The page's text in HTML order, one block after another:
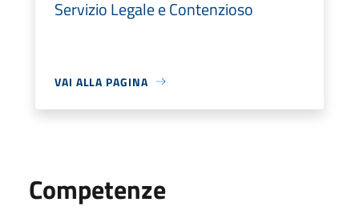
Servizio Legale e Contenzioso
VAI ALLA PAGINA
Competenze